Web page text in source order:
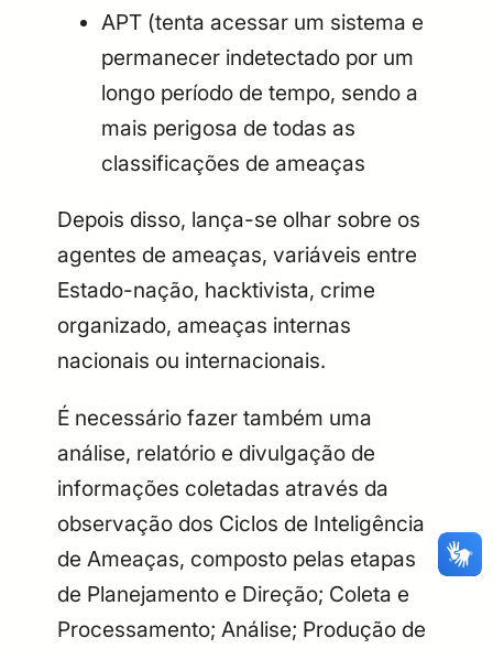
Digite sua senha
Confirme a senha
CPF
Email
APT (tenta acessar um sistema e
permanecer indetectado por um
longo período de tempo, sendo a
mais perigosa de todas as
classificações de ameaças
Depois disso, lança-se olhar sobre os
agentes de ameaças, variáveis entre
Estado-nação, hacktivista, crime
organizado, ameaças internas
nacionais ou internacionais.
É necessário fazer também uma
análise, relatório e divulgação de
informações coletadas através da
observação dos Ciclos de Inteligência
de Ameaças, composto pelas etapas
de Planejamento e Direção; Coleta e
Processamento; Análise; Produção de